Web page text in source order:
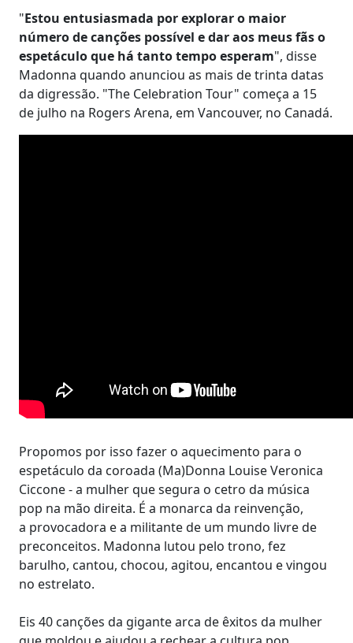
"Estou entusiasmada por explorar o maior
número de canções possível e dar aos meus fãs o
espetáculo que há tanto tempo esperam", disse
Madonna quando anunciou as mais de trinta datas
da digressão. "The Celebration Tour" começa a 15
de julho na Rogers Arena, em Vancouver, no Canadá.
Propomos por isso fazer o aquecimento para o
espetáculo da coroada (Ma)Donna Louise Veronica
Ciccone - a mulher que segura o cetro da música
pop na mão direita. É a monarca da reinvenção,
a provocadora e a militante de um mundo livre de
preconceitos. Madonna lutou pelo trono, fez
barulho, cantou, chocou, agitou, encantou e vingou
no estrelato.
Eis 40 canções da gigante arca de êxitos da mulher